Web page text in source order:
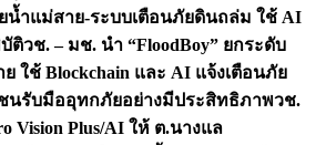
น้ำแม่สาย-ระบบเตือนภัยดินถล่ม ใช้ AI
ติวช. – มช. นำ “FloodBoy” ยกระดับ
ย ใช้ Blockchain และ AI แจ้งเตือนภัย
นรับมืออุทกภัยอย่างมีประสิทธิภาพวช.
Vision Plus/AI ให้ ต.นางแล